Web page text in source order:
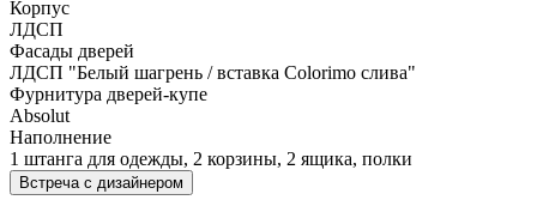
Корпус
ЛДСП
Фасады дверей
ЛДСП "Белый шагрень / вставка Colorimo слива"
Фурнитура дверей-купе
Absolut
Наполнение
1 штанга для одежды, 2 корзины, 2 ящика, полки
Встреча с дизайнером